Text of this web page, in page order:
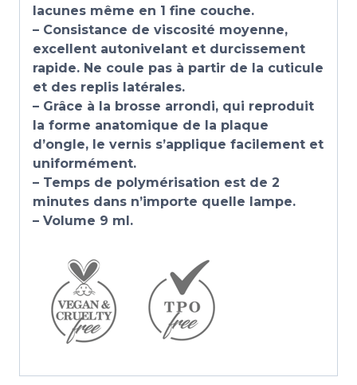
lacunes même en 1 fine couche.
– Consistance de viscosité moyenne,
excellent autonivelant et durcissement
rapide. Ne coule pas à partir de la cuticule
et des replis latérales.
– Grâce à la brosse arrondi, qui reproduit
la forme anatomique de la plaque
d’ongle, le vernis s’applique facilement et
uniformément.
– Temps de polymérisation est de 2
minutes dans n’importe quelle lampe.
– Volume 9 ml.